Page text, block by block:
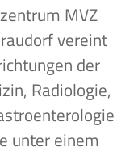
MVZ
vereint
der
Radiologie,
unter einem